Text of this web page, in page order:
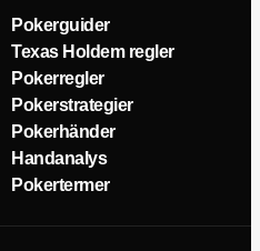
Pokerguider
Texas Holdem regler
Pokerregler
Pokerstrategier
Pokerhänder
Handanalys
Pokertermer